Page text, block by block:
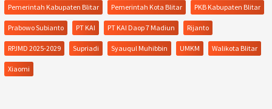
Pemerintah Kabupaten Blitar Pemerintah Kota Blitar PKB Kabupaten Blitar
Prabowo Subianto PT KAI PT KAI Daop 7 Madiun Rijanto
RPJMD 2025-2029 Supriadi Syauqul Muhibbin UMKM Walikota Blitar
Xiaomi